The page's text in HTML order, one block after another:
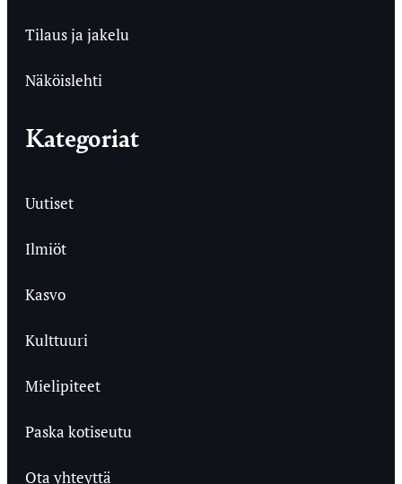
Tilaus ja jakelu
Näköislehti
Kategoriat
Uutiset
Ilmiöt
Kasvo
Kulttuuri
Mielipiteet
Paska kotiseutu
Ota yhteyttä